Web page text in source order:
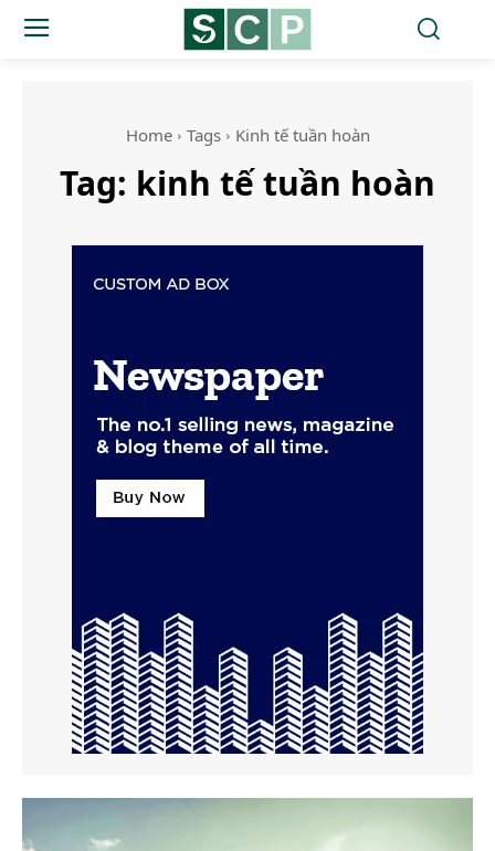
Home Tags Kinh tế tuần hoàn
Tag: kinh tế tuần hoàn